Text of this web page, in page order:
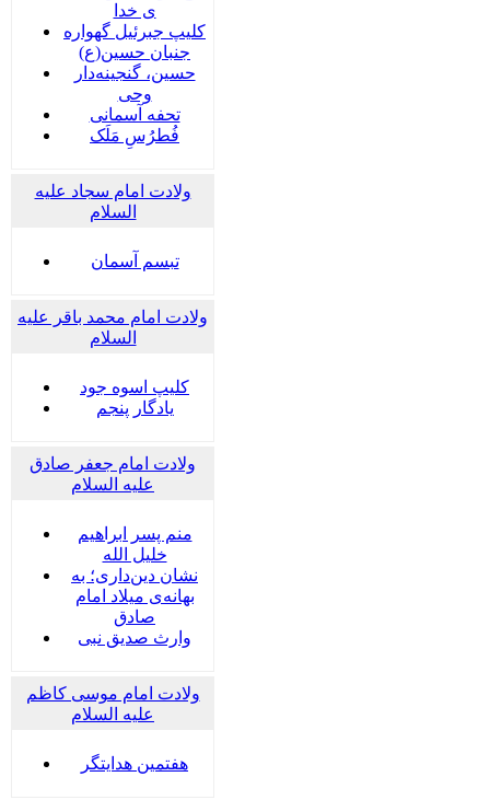
ی خدا
کلیپ جبرئیل گهواره
جنبان حسین(ع)
حسین، گنجینه‌دار
وحی
تحفه آسمانی
فُطرُسِ مَلَک
ولادت امام سجاد علیه
السلام
تبسم آسمان
ولادت امام محمد باقر علیه
السلام
کلیپ اسوه جود
یادگار پنجم
ولادت امام جعفر صادق
علیه السلام
منم پسر ابراهیم
خلیل الله
نشان دین‌داری؛ به
بهانه‌ی میلاد امام
صادق
وارث صدیق نبی
ولادت امام موسی کاظم
علیه السلام
هفتمین هدایتگر